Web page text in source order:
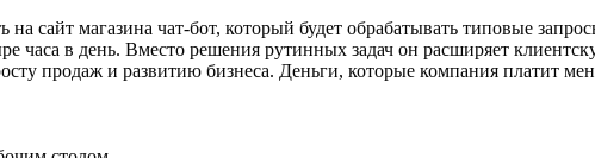
на сайт магазина чат-бот, который будет обрабатывать типовые
часа в день. Вместо решения рутинных задач он расширяет
продаж и развитию бизнеса. Деньги, которые компания платит